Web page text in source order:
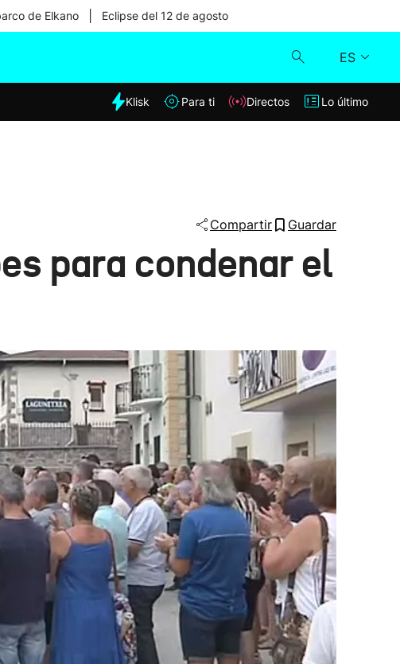
de Elkano Eclipse del 12 de agosto
ES
Klisk
Lo último
Klisk Para ti Directos Lo último
Compartir Guardar
para condenar el